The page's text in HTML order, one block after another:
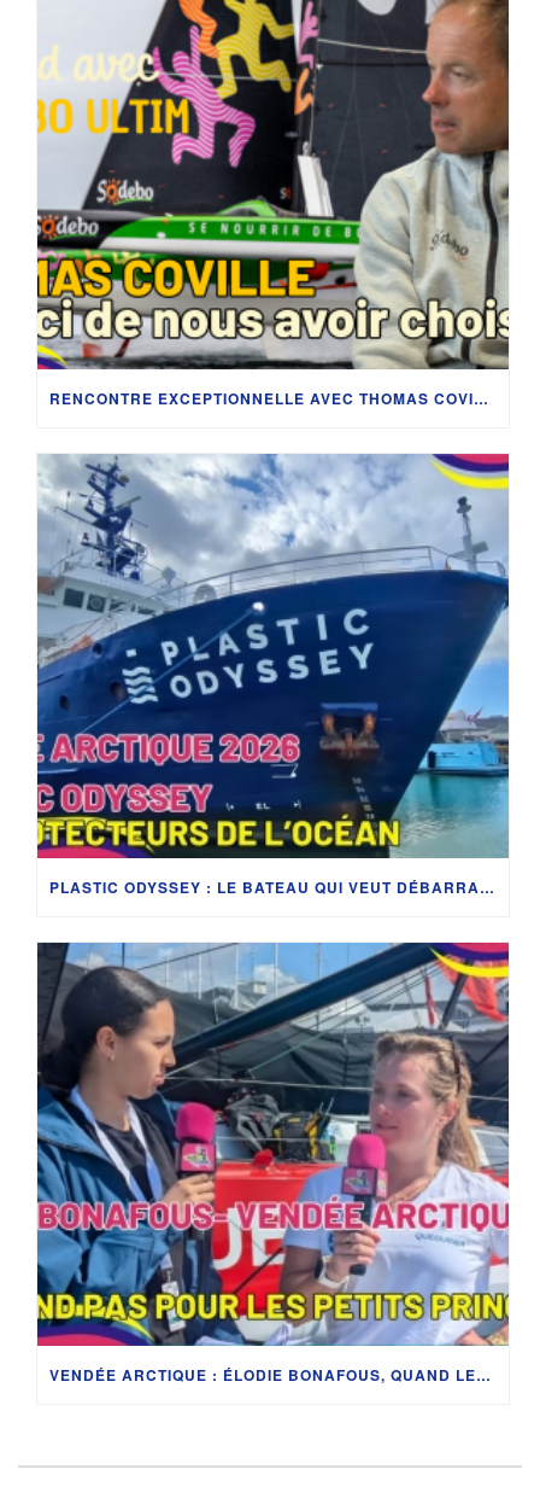
RENCONTRE EXCEPTIONNELLE AVEC THOMAS COVILLE : IMMERSION DANS LES COULISSES DU SODEBO ULTIM
PLASTIC ODYSSEY : LE BATEAU QUI VEUT DÉBARRASSER LES OCÉANS DU PLASTIQUE
VENDÉE ARCTIQUE : ÉLODIE BONAFOUS, QUAND LES RÊVES PRENNENT LE LARGE